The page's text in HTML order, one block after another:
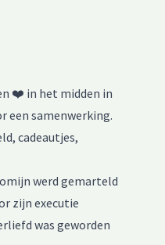
❤️ in het midden in
een samenwerking.
cadeautjes,
werd gemarteld
zijn executie
was geworden